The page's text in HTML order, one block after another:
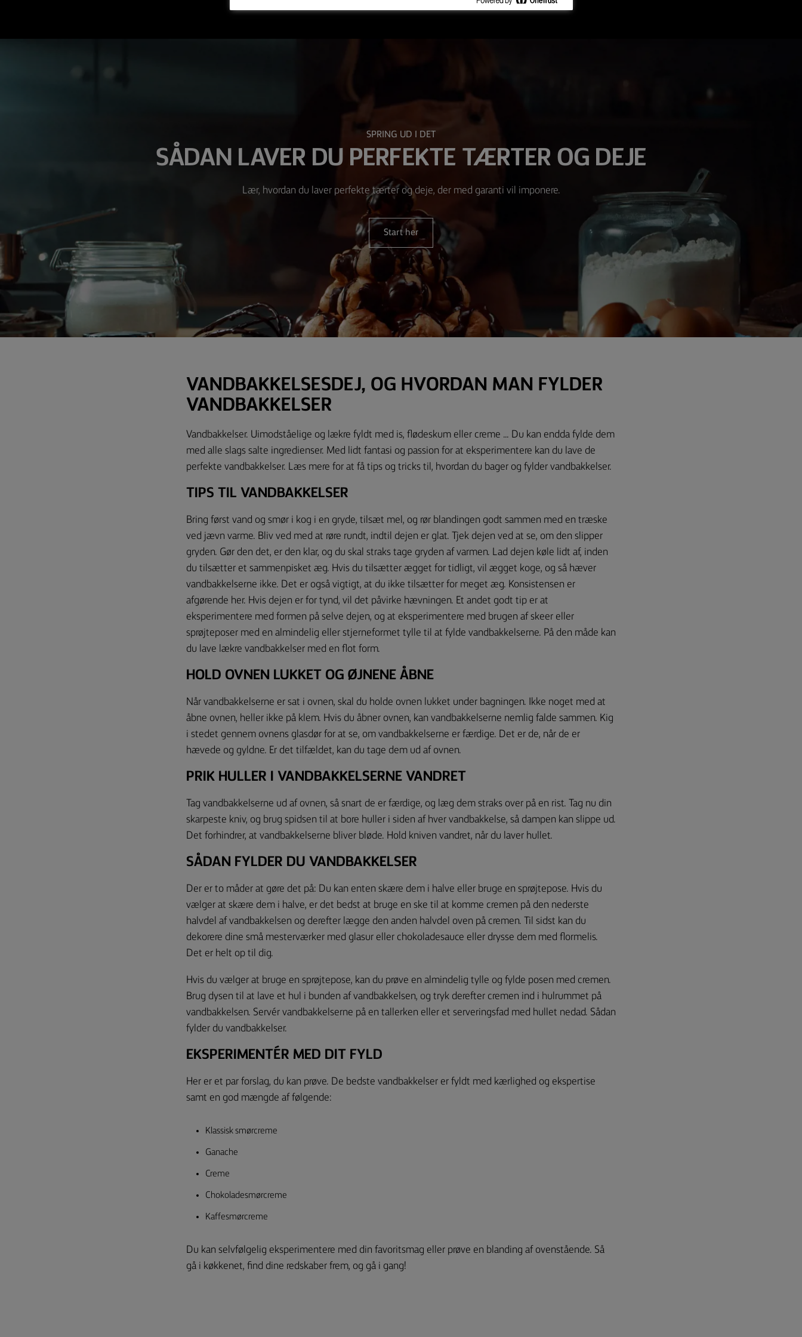
SPRING UD I DET
SÅDAN LAVER DU PERFEKTE TÆRTER OG DEJE
Lær, hvordan du laver perfekte tærter og deje, der med garanti vil imponere.
Start her
VANDBAKKELSESDEJ, OG HVORDAN MAN FYLDER
VANDBAKKELSER
Vandbakkelser. Uimodståelige og lækre fyldt med is, flødeskum eller creme ... Du kan endda fylde dem
med alle slags salte ingredienser. Med lidt fantasi og passion for at eksperimentere kan du lave de
perfekte vandbakkelser. Læs mere for at få tips og tricks til, hvordan du bager og fylder vandbakkelser.
TIPS TIL VANDBAKKELSER
Bring først vand og smør i kog i en gryde, tilsæt mel, og rør blandingen godt sammen med en træske
ved jævn varme. Bliv ved med at røre rundt, indtil dejen er glat. Tjek dejen ved at se, om den slipper
gryden. Gør den det, er den klar, og du skal straks tage gryden af varmen. Lad dejen køle lidt af, inden
du tilsætter et sammenpisket æg. Hvis du tilsætter ægget for tidligt, vil ægget koge, og så hæver
vandbakkelserne ikke. Det er også vigtigt, at du ikke tilsætter for meget æg. Konsistensen er
afgørende her. Hvis dejen er for tynd, vil det påvirke hævningen. Et andet godt tip er at
eksperimentere med formen på selve dejen, og at eksperimentere med brugen af skeer eller
sprøjteposer med en almindelig eller stjerneformet tylle til at fylde vandbakkelserne. På den måde kan
du lave lækre vandbakkelser med en flot form.
HOLD OVNEN LUKKET OG ØJNENE ÅBNE
Når vandbakkelserne er sat i ovnen, skal du holde ovnen lukket under bagningen. Ikke noget med at
åbne ovnen, heller ikke på klem. Hvis du åbner ovnen, kan vandbakkelserne nemlig falde sammen. Kig
i stedet gennem ovnens glasdør for at se, om vandbakkelserne er færdige. Det er de, når de er
hævede og gyldne. Er det tilfældet, kan du tage dem ud af ovnen.
PRIK HULLER I VANDBAKKELSERNE VANDRET
Tag vandbakkelserne ud af ovnen, så snart de er færdige, og læg dem straks over på en rist. Tag nu din
skarpeste kniv, og brug spidsen til at bore huller i siden af hver vandbakkelse, så dampen kan slippe ud.
Det forhindrer, at vandbakkelserne bliver bløde. Hold kniven vandret, når du laver hullet.
SÅDAN FYLDER DU VANDBAKKELSER
Der er to måder at gøre det på: Du kan enten skære dem i halve eller bruge en sprøjtepose. Hvis du
vælger at skære dem i halve, er det bedst at bruge en ske til at komme cremen på den nederste
halvdel af vandbakkelsen og derefter lægge den anden halvdel oven på cremen. Til sidst kan du
dekorere dine små mesterværker med glasur eller chokoladesauce eller drysse dem med flormelis.
Det er helt op til dig.
Hvis du vælger at bruge en sprøjtepose, kan du prøve en almindelig tylle og fylde posen med cremen.
Brug dysen til at lave et hul i bunden af vandbakkelsen, og tryk derefter cremen ind i hulrummet på
vandbakkelsen. Servér vandbakkelserne på en tallerken eller et serveringsfad med hullet nedad. Sådan
fylder du vandbakkelser.
EKSPERIMENTÉR MED DIT FYLD
Her er et par forslag, du kan prøve. De bedste vandbakkelser er fyldt med kærlighed og ekspertise
samt en god mængde af følgende:
Klassisk smørcreme
Ganache
Creme
Chokoladesmørcreme
Kaffesmørcreme
Du kan selvfølgelig eksperimentere med din favoritsmag eller prøve en blanding af ovenstående. Så
gå i køkkenet, find dine redskaber frem, og gå i gang!